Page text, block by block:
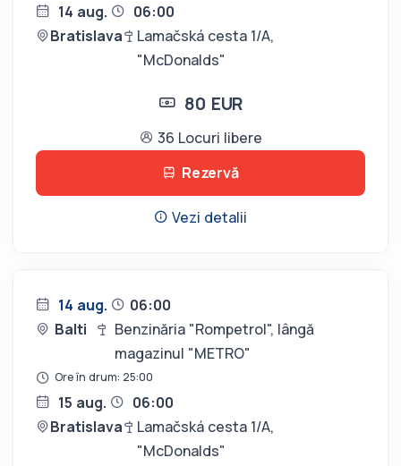
14 aug.
06:00
Bratislava
Lamačská cesta 1/A,
"McDonalds"
80 EUR
36 Locuri libere
Rezervă
Vezi detalii
14 aug.
06:00
Balti
Benzinăria "Rompetrol", lângă
magazinul "METRO"
Ore în drum: 25:00
15 aug.
06:00
Bratislava
Lamačská cesta 1/A,
"McDonalds"